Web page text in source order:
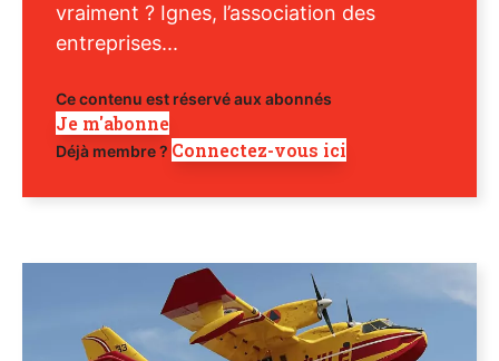
vraiment ? Ignes, l’association des
entreprises...
Ce contenu est réservé aux abonnés
Je m'abonne
Déjà membre ? Connectez-vous ici